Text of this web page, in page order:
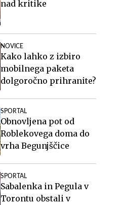
nad kritike
NOVICE
Kako lahko z izbiro
mobilnega paketa
dolgoročno prihranite?
SPORTAL
Obnovljena pot od
Roblekovega doma do
vrha Begunjščice
SPORTAL
Sabalenka in Pegula v
Torontu obstali v